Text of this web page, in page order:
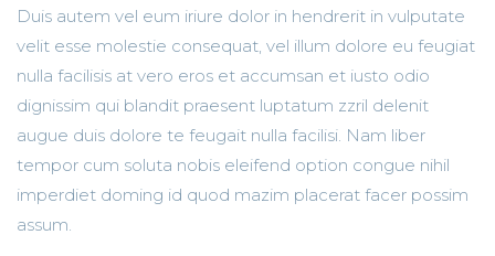
Duis autem vel eum iriure dolor in hendrerit in vulputate
velit esse molestie consequat, vel illum dolore eu feugiat
nulla facilisis at vero eros et accumsan et iusto odio
dignissim qui blandit praesent luptatum zzril delenit
augue duis dolore te feugait nulla facilisi. Nam liber
tempor cum soluta nobis eleifend option congue nihil
imperdiet doming id quod mazim placerat facer possim
assum.